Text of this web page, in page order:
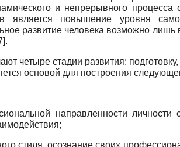
и непрерывного процесса
является повышение уровня
развитие человека возможно лишь
четыре стадии развития:
основой для построения
направленности личности
стиля, осознание своих